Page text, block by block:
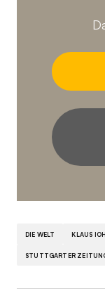
DIE WELT KLAUS
STUTTGARTER